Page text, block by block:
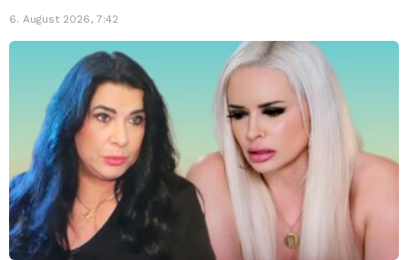
6. August 2026, 7:42